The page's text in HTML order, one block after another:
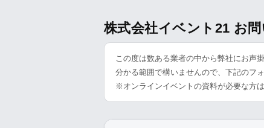
株式会社イベント21 お
この度は数ある業者の中から弊社にお声
分かる範囲で構いませんので、下記のフ
※オンラインイベントの資料が必要な方